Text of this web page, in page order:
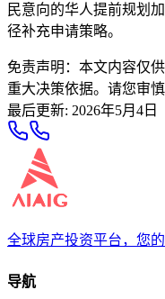
民意向的华人提前规划
径补充申请策略。
免责声明：本文内容仅
重大决策依据。请您审
最后更新: 2026年5月4日
全球房产投资平台，您的
导航